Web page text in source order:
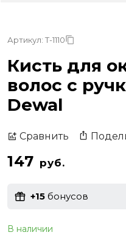
Артикул: T-1110
Кисть для
волос с
Dewal
Сравнить
147 руб.
+15 бонусов
В наличии